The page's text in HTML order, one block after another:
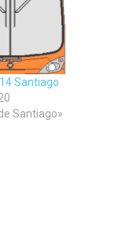
Santiago
Santiago»